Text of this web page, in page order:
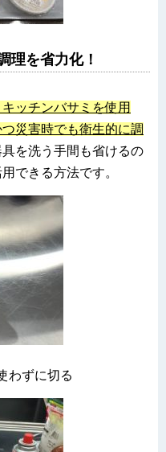
理を省力化！
ッチンバサミを使用
災害時でも衛生的に調
を洗う手間も省けるの
できる方法です。
わずに切る